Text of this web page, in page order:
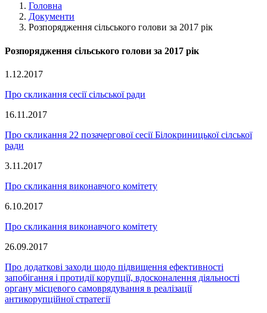
Головна
Документи
Розпорядження сільського голови за 2017 рік
Розпорядження сільського голови за 2017 рік
1.12.2017
Про скликання сесії сільської ради
16.11.2017
Про скликання 22 позачергової сесії Білокриницької сілської
ради
3.11.2017
Про скликання виконавчого комітету
6.10.2017
Про скликання виконавчого комітету
26.09.2017
Про додаткові заходи щодо підвищення ефективності
запобігання і протидії корупції, вдосконалення діяльності
органу місцевого самоврядування в реалізації
антикорупційної стратегії